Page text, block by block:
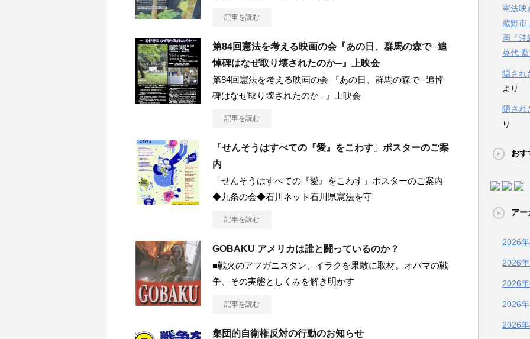
記事を読む
第84回憲法を考える映画の会『あの日、群馬の森で─追
悼碑はなぜ取り壊されたのか─』上映会
第84回憲法を考える映画の会 『あの日、群馬の森で─追悼
碑はなぜ取り壊されたのか─』上映会
記事を読む
「せんそうはすべての『愛』をこわす」ポスターのご案
内
「せんそうはすべての『愛』をこわす」ポスターのご案内
◆九条の会◆石川ネット石川県憲法を守
記事を読む
GOBAKU アメリカは誰と闘っているのか？
■戦火のアフガニスタン、イラクを果敢に取材。オバマの戦
争、その実態としくみを解き明かす
記事を読む
集団的自衛権反対の行動のお知らせ
憲法映
蔵野市
画『沖
英代
隠さ
より
隠さ
り
おす
アー
2026
2026
2026
2026
2026